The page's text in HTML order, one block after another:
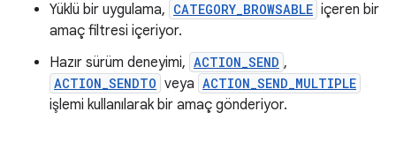
Yüklü bir uygulama, CATEGORY_BROWSABLE içeren bir
amaç filtresi içeriyor.
Hazır sürüm deneyimi, ACTION_SEND ,
ACTION_SENDTO veya ACTION_SEND_MULTIPLE
işlemi kullanılarak bir amaç gönderiyor.